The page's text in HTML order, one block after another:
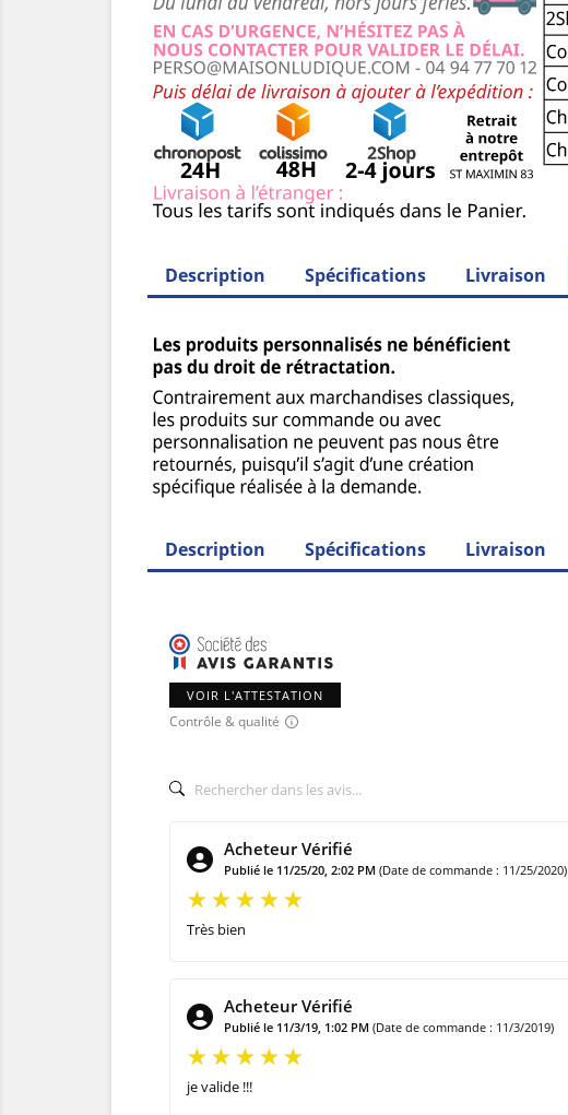
Description Spécifications Livraison
Description Spécifications Livraison
VOIR L'ATTESTATION
Contrôle & qualité
Acheteur Vérifié
Publié le 11/25/20, 2:02 PM (Date de commande : 11/25/2020)
Très bien
Acheteur Vérifié
Publié le 11/3/19, 1:02 PM (Date de commande : 11/3/2019)
je valide !!!